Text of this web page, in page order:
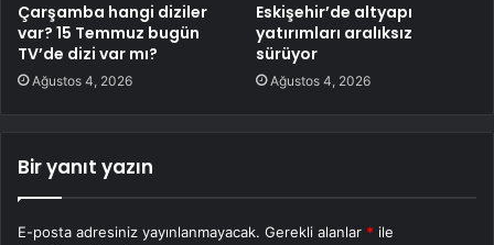
Çarşamba hangi diziler
var? 15 Temmuz bugün
TV’de dizi var mı?
Ağustos 4, 2026
Eskişehir’de altyapı
yatırımları aralıksız
sürüyor
Ağustos 4, 2026
Bir yanıt yazın
E-posta adresiniz yayınlanmayacak. Gerekli alanlar * ile